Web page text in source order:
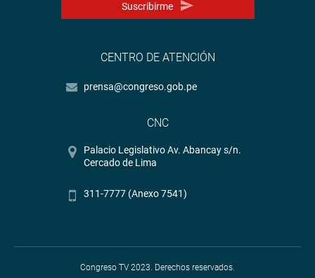
Suscribirme
CENTRO DE ATENCIÓN
prensa@congreso.gob.pe
CNC
Palacio Legislativo Av. Abancay s/n.
Cercado de Lima
311-7777 (Anexo 7541)
Congreso TV 2023. Derechos reservados.